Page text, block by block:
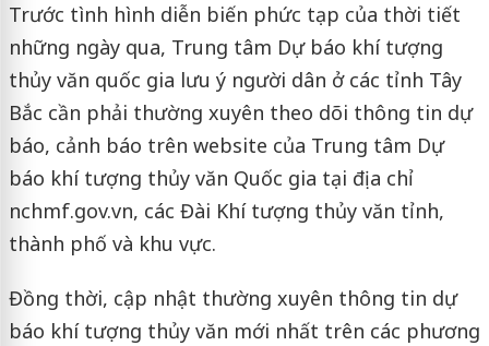
Trước tình hình diễn biến phức tạp của thời tiết
những ngày qua, Trung tâm Dự báo khí tượng
thủy văn quốc gia lưu ý người dân ở các tỉnh Tây
Bắc cần phải thường xuyên theo dõi thông tin dự
báo, cảnh báo trên website của Trung tâm Dự
báo khí tượng thủy văn Quốc gia tại địa chỉ
nchmf.gov.vn, các Đài Khí tượng thủy văn tỉnh,
thành phố và khu vực.
Đồng thời, cập nhật thường xuyên thông tin dự
báo khí tượng thủy văn mới nhất trên các phương